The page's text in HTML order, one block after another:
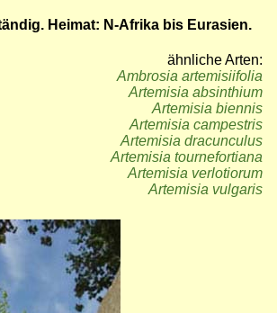
Heimat: N-Afrika bis Eurasien.
ähnliche Arten:
Ambrosia artemisiifolia
Artemisia absinthium
Artemisia biennis
Artemisia campestris
Artemisia dracunculus
Artemisia tournefortiana
Artemisia verlotiorum
Artemisia vulgaris